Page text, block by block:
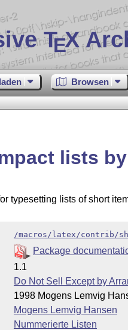
TEX
Browsen
lists
typesetting lists of short
/macros/latex/contrib/
Package
1.1
Do Not Sell Except by
1998 Mogens Lemvig
Mogens Lemvig Hansen
Nummerierte Listen